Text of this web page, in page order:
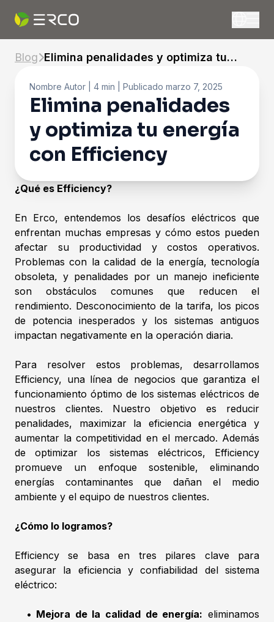
Blog Elimina penalidades y optimiza tu
Nombre Autor | 4 min | Publicado marzo 7, 2025
Elimina penalidades
y optimiza tu energía
con Efficiency
¿Qué es Efficiency?
En Erco, entendemos los desafíos eléctricos que
enfrentan muchas empresas y cómo estos pueden
afectar su productividad y costos operativos.
Problemas con la calidad de la energía, tecnología
obsoleta, y penalidades por un manejo ineficiente
son obstáculos comunes que reducen el
rendimiento. Desconocimiento de la tarifa, los picos
de potencia inesperados y los sistemas antiguos
impactan negativamente en la operación diaria.
Para resolver estos problemas, desarrollamos
Efficiency, una línea de negocios que garantiza el
funcionamiento óptimo de los sistemas eléctricos de
nuestros clientes. Nuestro objetivo es reducir
penalidades, maximizar la eficiencia energética y
aumentar la competitividad en el mercado. Además
de optimizar los sistemas eléctricos, Efficiency
promueve un enfoque sostenible, eliminando
energías contaminantes que dañan el medio
ambiente y el equipo de nuestros clientes.
¿Cómo lo logramos?
Efficiency se basa en tres pilares clave para
asegurar la eficiencia y confiabilidad del sistema
eléctrico:
• Mejora de la calidad de energía: eliminamos